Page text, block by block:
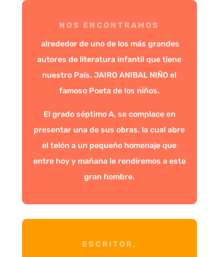
NOS ENCONTRAMOS
alrededor de uno de los más grandes
autores de literatura infantil que tiene
nuestro País. JAIRO ANIBAL NIÑO el
famoso Poeta de los niños.
El grado séptimo A, se complace en
presentar una de sus obras, la cual abre
el telón a un pequeño homenaje que
entre hoy y mañana le rendiremos a este
gran hombre.
ESCRITOR,